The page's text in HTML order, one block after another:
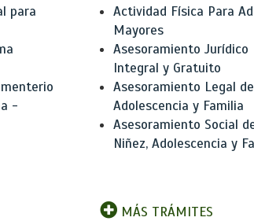
para
-
Actividad Física Para
Mayores
Asesoramiento Jurídico
Integral y Gratuito
Asesoramiento Legal
Adolescencia y Familia
Asesoramiento Social
Niñez, Adolescencia y
MÁS TRÁMITES